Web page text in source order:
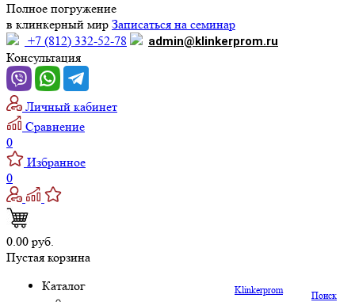
Полное погружение
в клинкерный мир Записаться на семинар
+7 (812) 332-52-78
admin@klinkerprom.ru
Консультация
Личный кабинет
Сравнение
0
Избранное
0
0.00 руб.
Пустая корзина
Поиск
Klinkerprom
Каталог